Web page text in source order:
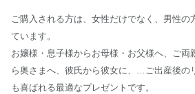
ご購入される方は、女性だけでなく、男性の
ています。
お嬢様・息子様からお母様・お父様へ、ご両
ら奥さまへ、彼氏から彼女に、…ご出産後の
も喜ばれる最適なプレゼントです。